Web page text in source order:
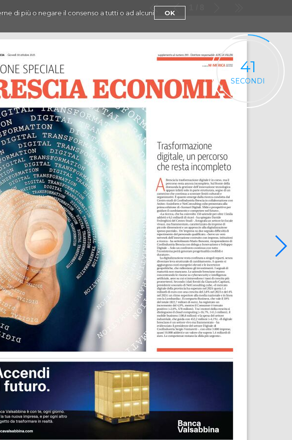
di più o negare il consenso a tutti o ad alcuni
OK
41
SECONDI